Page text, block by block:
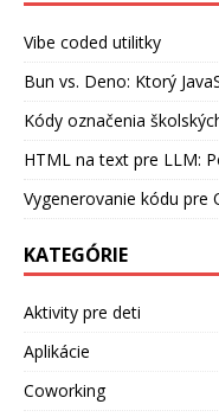
Vibe coded utilitky
Bun vs. Deno: Ktorý
Kódy označenia
HTML na text pre LLM:
Vygenerovanie kódu pre
KATEGÓRIE
Aktivity pre deti
Aplikácie
Coworking